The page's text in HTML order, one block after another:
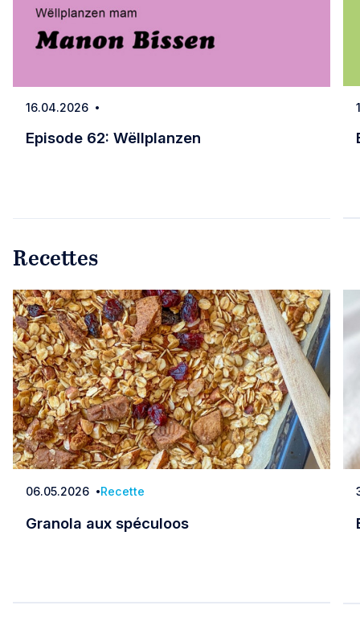
Date
16.04.2026
Episode 62: Wëllplanzen
Recettes
Date
06.05.2026 Recette
Granola aux spéculoos